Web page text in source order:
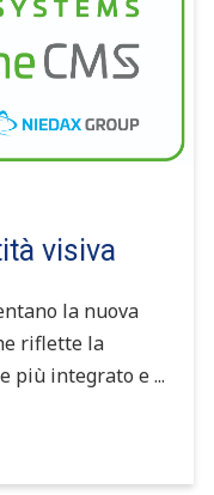
visiva
la nuova
riflette la
più integrato e ...